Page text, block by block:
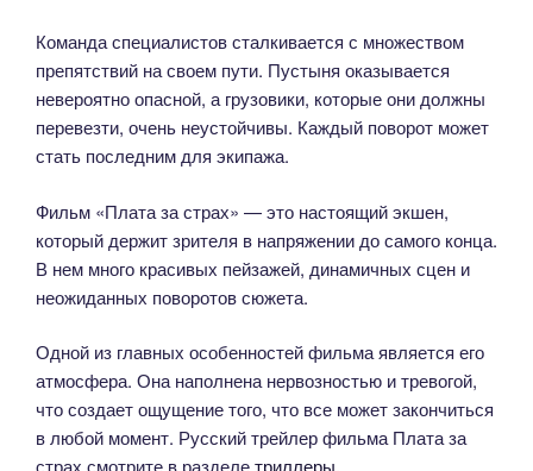
Команда специалистов сталкивается с множеством
препятствий на своем пути. Пустыня оказывается
невероятно опасной, а грузовики, которые они должны
перевезти, очень неустойчивы. Каждый поворот может
стать последним для экипажа.
Фильм «Плата за страх» — это настоящий экшен,
который держит зрителя в напряжении до самого конца.
В нем много красивых пейзажей, динамичных сцен и
неожиданных поворотов сюжета.
Одной из главных особенностей фильма является его
атмосфера. Она наполнена нервозностью и тревогой,
что создает ощущение того, что все может закончиться
в любой момент. Русский трейлер фильма Плата за